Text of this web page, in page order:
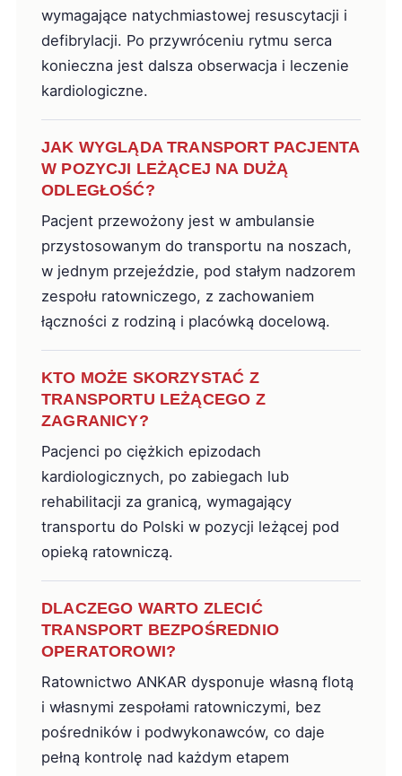
wymagające natychmiastowej resuscytacji i
defibrylacji. Po przywróceniu rytmu serca
konieczna jest dalsza obserwacja i leczenie
kardiologiczne.
JAK WYGLĄDA TRANSPORT PACJENTA
W POZYCJI LEŻĄCEJ NA DUŻĄ
ODLEGŁOŚĆ?
Pacjent przewożony jest w ambulansie
przystosowanym do transportu na noszach,
w jednym przejeździe, pod stałym nadzorem
zespołu ratowniczego, z zachowaniem
łączności z rodziną i placówką docelową.
KTO MOŻE SKORZYSTAĆ Z
TRANSPORTU LEŻĄCEGO Z
ZAGRANICY?
Pacjenci po ciężkich epizodach
kardiologicznych, po zabiegach lub
rehabilitacji za granicą, wymagający
transportu do Polski w pozycji leżącej pod
opieką ratowniczą.
DLACZEGO WARTO ZLECIĆ
TRANSPORT BEZPOŚREDNIO
OPERATOROWI?
Ratownictwo ANKAR dysponuje własną flotą
i własnymi zespołami ratowniczymi, bez
pośredników i podwykonawców, co daje
pełną kontrolę nad każdym etapem